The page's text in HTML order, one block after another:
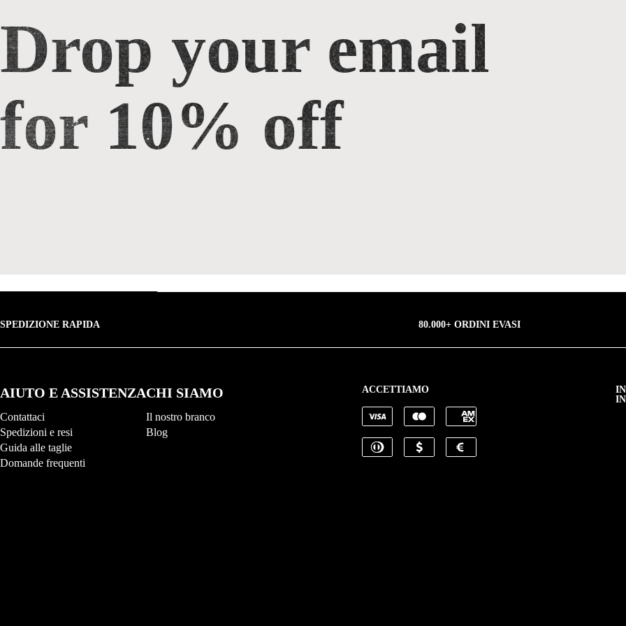
Drop your email
for 10% off
SPEDIZIONE RAPIDA 80.000+ ORDINI EVASI
AIUTO E ASSISTENZA
Contattaci
Spedizioni e resi
Guida alle taglie
Domande frequenti
CHI SIAMO
Il nostro branco
Blog
ACCETTIAMO